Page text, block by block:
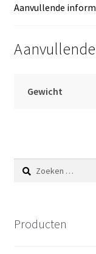
35
aantal
Aanvullende
Gewicht
Zoeken
naar:
Producten